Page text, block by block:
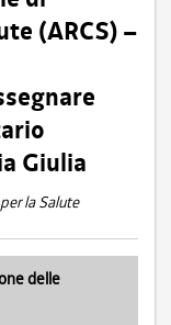
(ARCS) –
Giulia
la Salute
delle